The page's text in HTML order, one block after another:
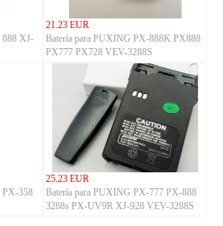
888 XJ-
21.23 EUR
Batería para PUXING PX-888K PX888
PX777 PX728 VEV-3288S
PX-358
25.23 EUR
Batería para PUXING PX-777 PX-888
3288s PX-UV9R XJ-928 VEV-3288S